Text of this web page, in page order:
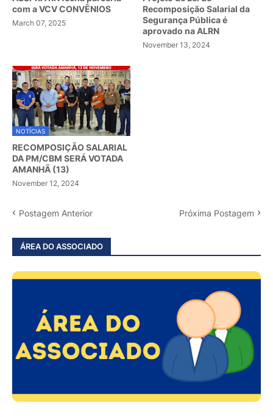
com a VCV CONVÊNIOS
March 07, 2025
Recomposição Salarial da
Segurança Pública é
aprovado na ALRN
November 13, 2024
NOTÍCIAS
RECOMPOSIÇÃO SALARIAL
DA PM/CBM SERÁ VOTADA
AMANHÃ (13)
November 12, 2024
Postagem Anterior Próxima Postagem
ÁREA DO ASSOCIADO